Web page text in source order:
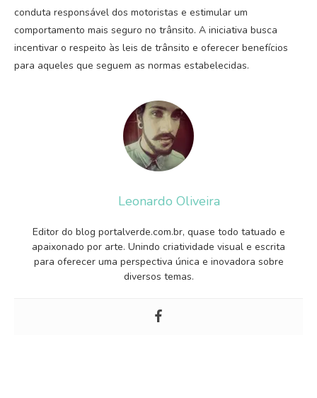
conduta responsável dos motoristas e estimular um
comportamento mais seguro no trânsito. A iniciativa busca
incentivar o respeito às leis de trânsito e oferecer benefícios
para aqueles que seguem as normas estabelecidas.
Leonardo Oliveira
Editor do blog portalverde.com.br, quase todo tatuado e
apaixonado por arte. Unindo criatividade visual e escrita
para oferecer uma perspectiva única e inovadora sobre
diversos temas.